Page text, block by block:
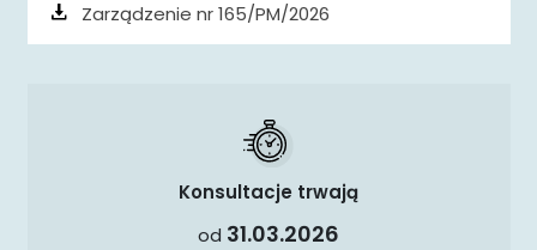
Zarządzenie nr 165/PM/2026
Konsultacje trwają
od 31.03.2026